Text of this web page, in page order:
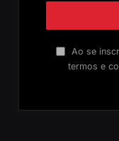
Ao se
termos e